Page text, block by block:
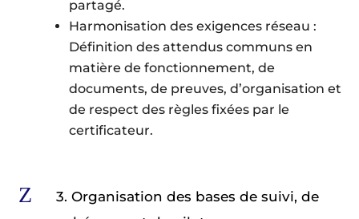
partagé.
Harmonisation des exigences réseau :
Définition des attendus communs en
matière de fonctionnement, de
documents, de preuves, d’organisation et
de respect des règles fixées par le
certificateur.
Z
3. Organisation des bases de suivi, de